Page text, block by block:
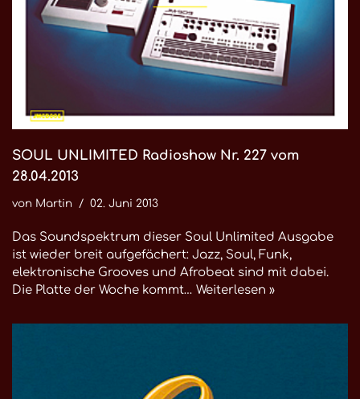
SOUL UNLIMITED Radioshow Nr. 227 vom
28.04.2013
von Martin 02. Juni 2013
Das Soundspektrum dieser Soul Unlimited Ausgabe
ist wieder breit aufgefächert: Jazz, Soul, Funk,
elektronische Grooves und Afrobeat sind mit dabei.
Die Platte der Woche kommt… Weiterlesen »